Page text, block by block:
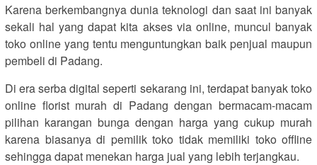
Karena berkembangnya dunia teknologi dan saat ini banyak
sekali hal yang dapat kita akses via online, muncul banyak
toko online yang tentu menguntungkan baik penjual maupun
pembeli di Padang.
Di era serba digital seperti sekarang ini, terdapat banyak toko
online florist murah di Padang dengan bermacam-macam
pilihan karangan bunga dengan harga yang cukup murah
karena biasanya di pemilik toko tidak memiliki toko offline
sehingga dapat menekan harga jual yang lebih terjangkau.